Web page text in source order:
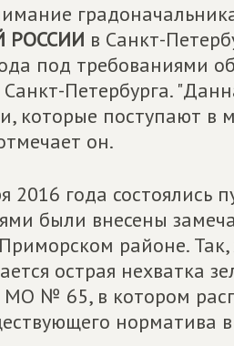
РОССИИ в Санкт-
под требованиями
Петербурга.
которые поступают в
он.
2016 года состоялись
были внесены
районе.
острая нехватка
МО № 65, в котором
норматива